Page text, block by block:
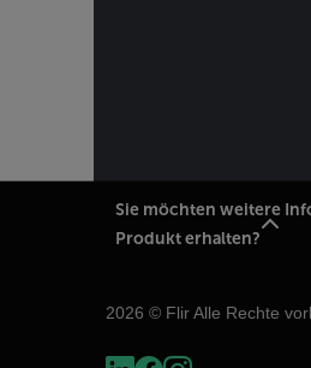
Sie möchten weitere
Produkt erhalten?
2026 © Flir Alle Rechte